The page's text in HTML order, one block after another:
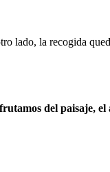
lado, la recogida
del paisaje,